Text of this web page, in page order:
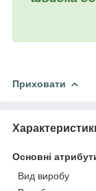
Приховати
Основні
Вид виробу